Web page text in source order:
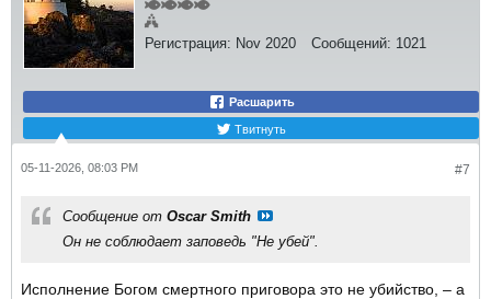
Регистрация: Nov 2020 Сообщений: 1021
Расшарить
Твитнуть
#7
05-11-2026, 08:03 PM
Сообщение от Oscar Smith
Он не соблюдает заповедь "Не убей".
Исполнение Богом смертного приговора это не убийство, – а